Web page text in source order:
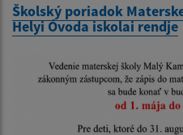
Školský poriadok
Helyi Óvoda iskolai rendje